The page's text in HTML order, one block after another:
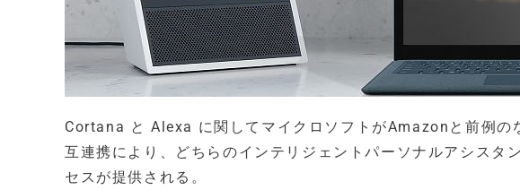
Cortana と Alexa に関してマイクロソフトがAmazonと前例の
互連携により、どちらのインテリジェントパーソナルアシスタ
セスが提供される。